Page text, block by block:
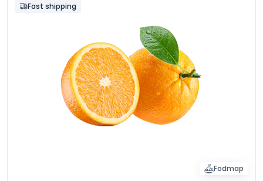
Fast shipping
Fodmap